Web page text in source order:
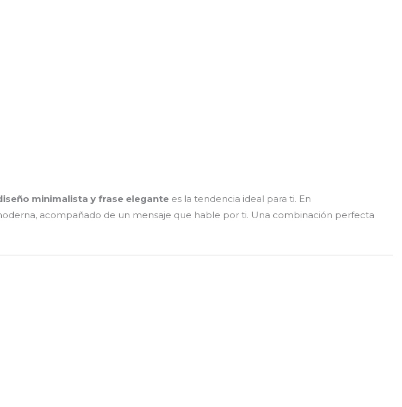
minimalista y frase elegante es la tendencia ideal para ti. En
acompañado de un mensaje que hable por ti. Una combinación perfecta